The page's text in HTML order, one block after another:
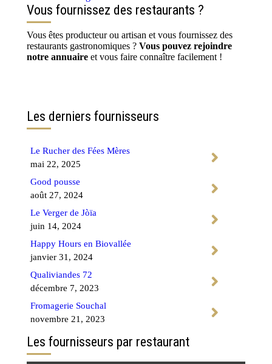
Vous fournissez des restaurants ?
Vous êtes producteur ou artisan et vous fournissez des
restaurants gastronomiques ? Vous pouvez rejoindre
notre annuaire et vous faire connaître facilement !
Les derniers fournisseurs
Le Rucher des Fées Mères
mai 22, 2025
Good pousse
août 27, 2024
Le Verger de Jòïa
juin 14, 2024
Happy Hours en Biovallée
janvier 31, 2024
Qualiviandes 72
décembre 7, 2023
Fromagerie Souchal
novembre 21, 2023
Les fournisseurs par restaurant